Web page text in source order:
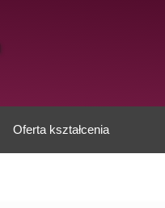
Oferta kształcenia